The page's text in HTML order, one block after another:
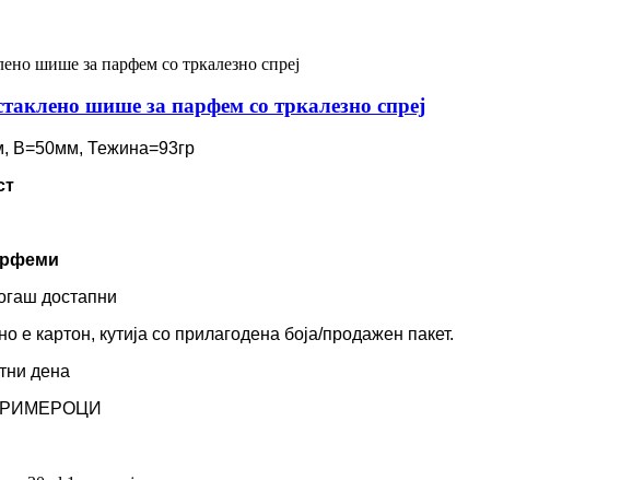
шише за парфем со тркалезно спреј
В=50мм, Тежина=93гр
достапни
е картон, кутија со прилагодена боја/продажен пакет.
дена